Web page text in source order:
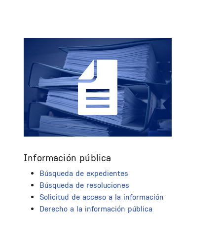
Información pública
Búsqueda de expedientes
Búsqueda de resoluciones
Solicitud de acceso a la información
Derecho a la información pública